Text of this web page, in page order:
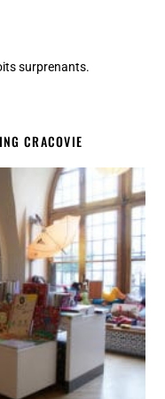
surprenants.
CRACOVIE